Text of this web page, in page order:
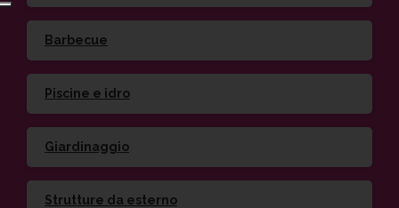
Barbecue
Piscine e idro
Giardinaggio
Strutture da esterno